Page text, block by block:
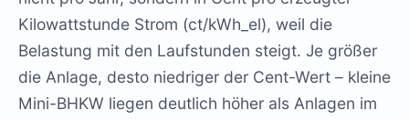
Kilowattstunde Strom (ct/kWh_el), weil die
Belastung mit den Laufstunden steigt. Je größer
die Anlage, desto niedriger der Cent-Wert – kleine
Mini-BHKW liegen deutlich höher als Anlagen im